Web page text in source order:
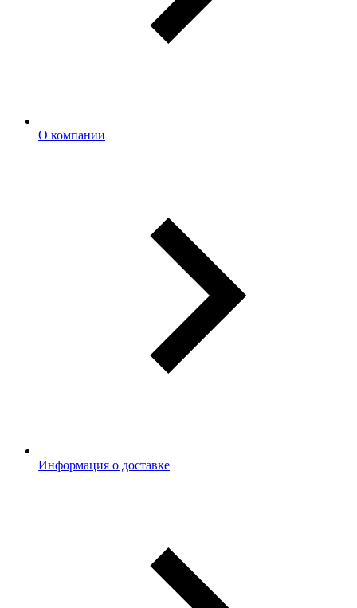
О компании
Информация о доставке